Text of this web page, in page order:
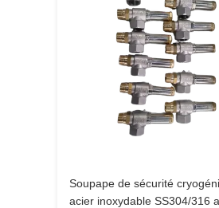
Soupape de sécurité
acier inoxydable SS304/316